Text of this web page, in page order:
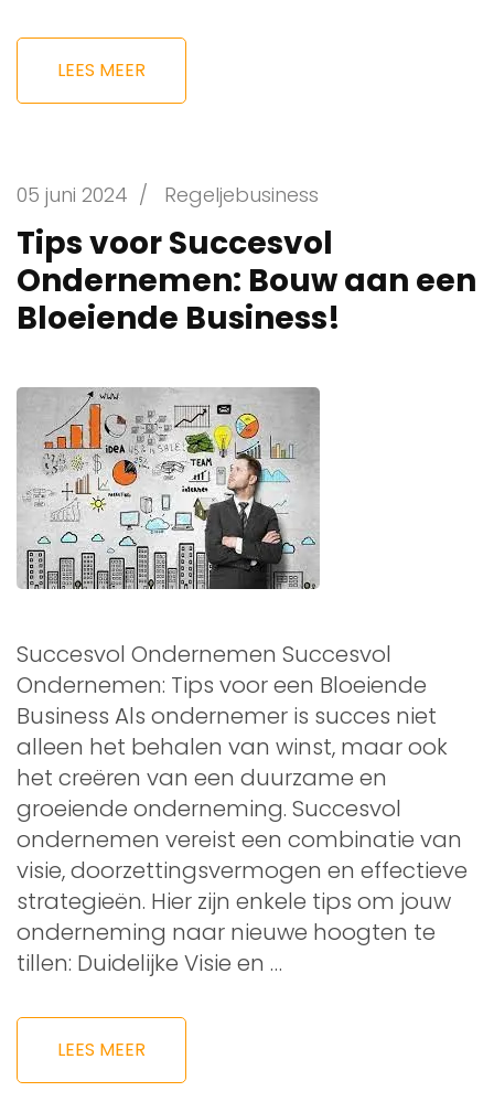
LEES MEER
05 juni 2024 / Regeljebusiness
Tips voor Succesvol
Ondernemen: Bouw aan een
Bloeiende Business!
Succesvol Ondernemen Succesvol
Ondernemen: Tips voor een Bloeiende
Business Als ondernemer is succes niet
alleen het behalen van winst, maar ook
het creëren van een duurzame en
groeiende onderneming. Succesvol
ondernemen vereist een combinatie van
visie, doorzettingsvermogen en effectieve
strategieën. Hier zijn enkele tips om jouw
onderneming naar nieuwe hoogten te
tillen: Duidelijke Visie en …
LEES MEER